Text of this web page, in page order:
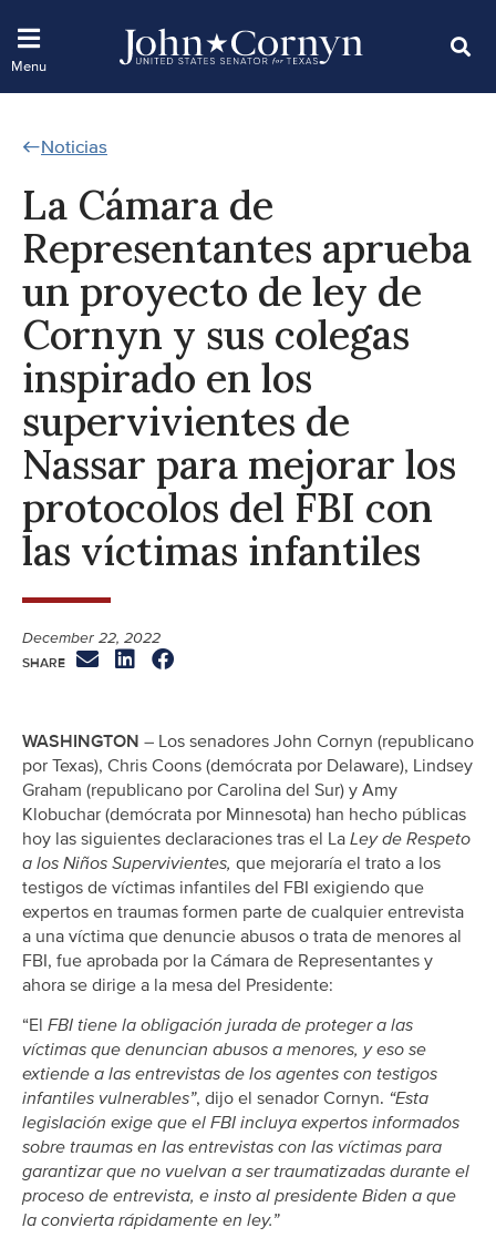
Noticias
La Cámara de
Representantes aprueba
un proyecto de ley de
Cornyn y sus colegas
inspirado en los
supervivientes de
Nassar para mejorar los
protocolos del FBI con
las víctimas infantiles
December 22, 2022
WASHINGTON – Los senadores John Cornyn (republicano
por Texas), Chris Coons (demócrata por Delaware), Lindsey
Graham (republicano por Carolina del Sur) y Amy
Klobuchar (demócrata por Minnesota) han hecho públicas
hoy las siguientes declaraciones tras el La Ley de Respeto
a los Niños Supervivientes, que mejoraría el trato a los
testigos de víctimas infantiles del FBI exigiendo que
expertos en traumas formen parte de cualquier entrevista
a una víctima que denuncie abusos o trata de menores al
FBI, fue aprobada por la Cámara de Representantes y
ahora se dirige a la mesa del Presidente:
“El FBI tiene la obligación jurada de proteger a las
víctimas que denuncian abusos a menores, y eso se
extiende a las entrevistas de los agentes con testigos
infantiles vulnerables”, dijo el senador Cornyn. “Esta
legislación exige que el FBI incluya expertos informados
sobre traumas en las entrevistas con las víctimas para
garantizar que no vuelvan a ser traumatizadas durante el
proceso de entrevista, e insto al presidente Biden a que
la convierta rápidamente en ley.”